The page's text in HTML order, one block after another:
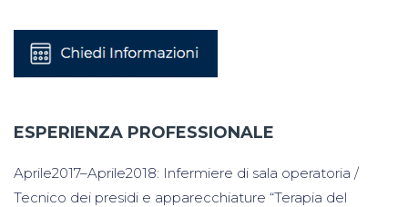
ESPERIENZA PROFESSIONALE
Aprile2017–Aprile2018: Infermiere di sala operatoria /
Tecnico dei presidi e apparecchiature “Terapia del